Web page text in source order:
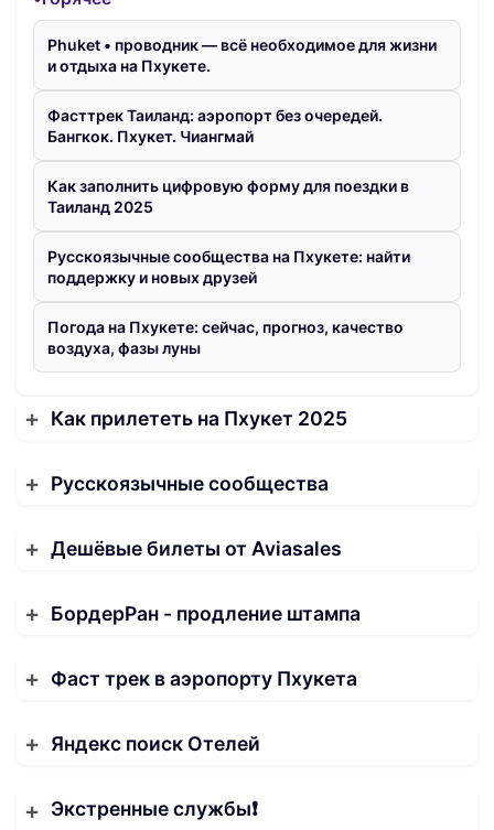
Phuket • проводник — всё необходимое для жизни
и отдыха на Пхукете.
Фасттрек Таиланд: аэропорт без очередей.
Бангкок. Пхукет. Чиангмай
Как заполнить цифровую форму для поездки в
Таиланд 2025
Русскоязычные сообщества на Пхукете: найти
поддержку и новых друзей
Погода на Пхукете: сейчас, прогноз, качество
воздуха, фазы луны
Как прилететь на Пхукет 2025
Русскоязычные сообщества
Дешёвые билеты от Aviasales
БордерРан - продление штампа
Фаст трек в аэропорту Пхукета
Яндекс поиск Отелей
Экстренные службы❗️